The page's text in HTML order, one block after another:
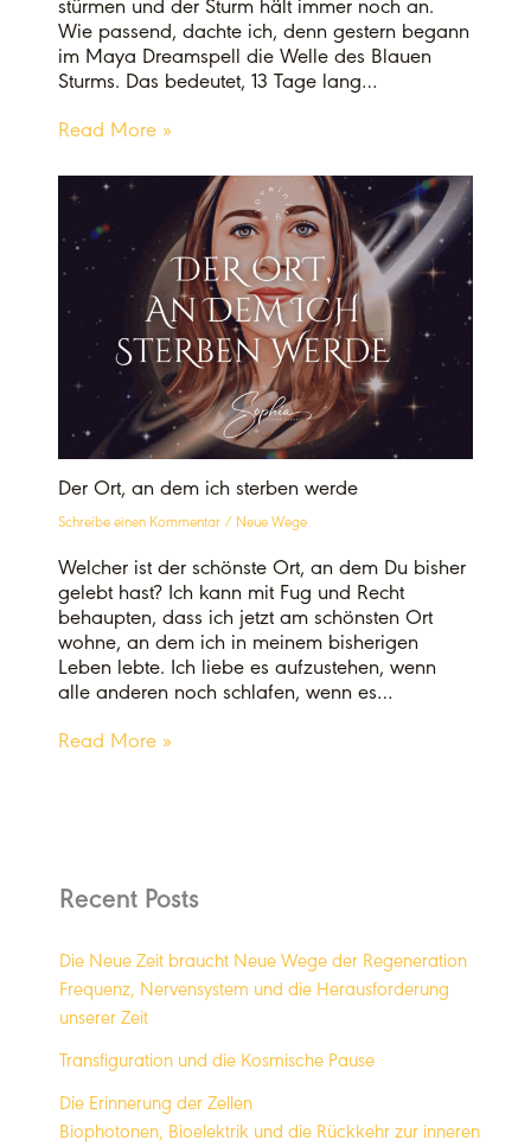
stürmen und der Sturm hält immer noch an.
Wie passend, dachte ich, denn gestern begann
im Maya Dreamspell die Welle des Blauen
Sturms. Das bedeutet, 13 Tage lang…
Read More »
Der Ort, an dem ich sterben werde
Schreibe einen Kommentar / Neue Wege
Welcher ist der schönste Ort, an dem Du bisher
gelebt hast? Ich kann mit Fug und Recht
behaupten, dass ich jetzt am schönsten Ort
wohne, an dem ich in meinem bisherigen
Leben lebte. Ich liebe es aufzustehen, wenn
alle anderen noch schlafen, wenn es…
Read More »
Recent Posts
Die Neue Zeit braucht Neue Wege der Regeneration
Frequenz, Nervensystem und die Herausforderung
unserer Zeit
Transfiguration und die Kosmische Pause
Die Erinnerung der Zellen
Biophotonen, Bioelektrik und die Rückkehr zur inneren